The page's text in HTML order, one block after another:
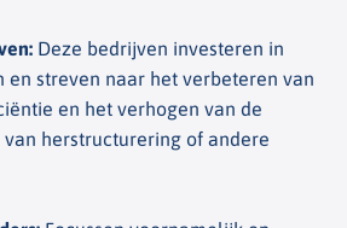
: Deze bedrijven investeren in
en streven naar het verbeteren van
en het verhogen van de
herstructurering of andere